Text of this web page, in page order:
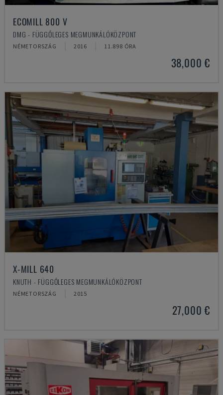
ECOMILL 800 V
DMG - FÜGGŐLEGES MEGMUNKÁLÓKÖZPONT
NÉMETORSZÁG 2016 11.898 ÓRA
38,000 €
X-MILL 640
KNUTH - FÜGGŐLEGES MEGMUNKÁLÓKÖZPONT
NÉMETORSZÁG 2015
27,000 €